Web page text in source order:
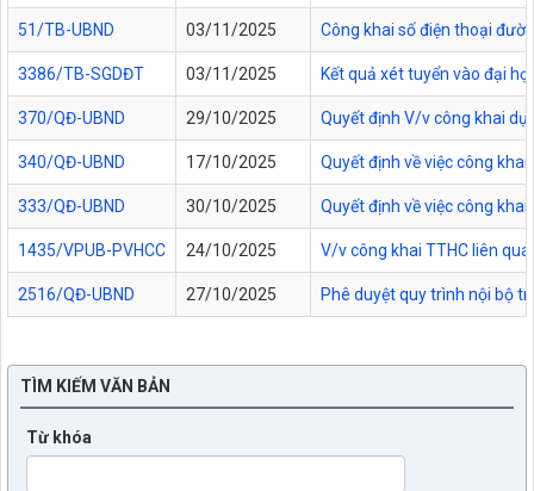
51/TB-UBND 03/11/2025 Công khai số điện thoại
3386/TB-SGDĐT 03/11/2025 Kết quả xét tuyển vào đại
370/QĐ-UBND 29/10/2025 Quyết định V/v công khai
340/QĐ-UBND 17/10/2025 Quyết định về việc công
333/QĐ-UBND 30/10/2025 Quyết định về việc công
1435/VPUB-PVHCC 24/10/2025 V/v công khai TTHC liên
2516/QĐ-UBND 27/10/2025 Phê duyệt quy trình nội bộ
TÌM KIẾM VĂN BẢN
Từ khóa